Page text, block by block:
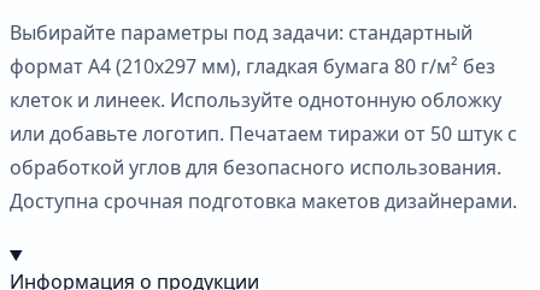
Выбирайте параметры под задачи: стандартный
формат А4 (210х297 мм), гладкая бумага 80 г/м² без
клеток и линеек. Используйте однотонную обложку
или добавьте логотип. Печатаем тиражи от 50 штук с
обработкой углов для безопасного использования.
Доступна срочная подготовка макетов дизайнерами.
Информация о продукции